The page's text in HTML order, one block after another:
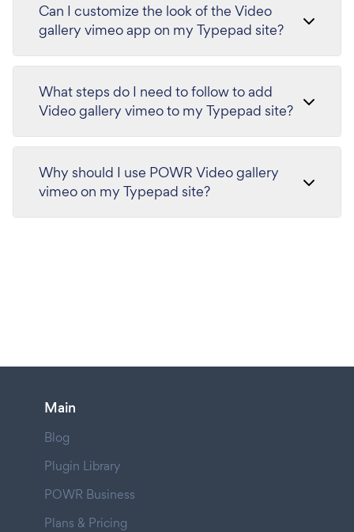
Can I customize the look of the Video
gallery vimeo app on my Typepad site?
What steps do I need to follow to add
Video gallery vimeo to my Typepad site?
Why should I use POWR Video gallery
vimeo on my Typepad site?
Main
Blog
Plugin Library
POWR Business
Plans & Pricing